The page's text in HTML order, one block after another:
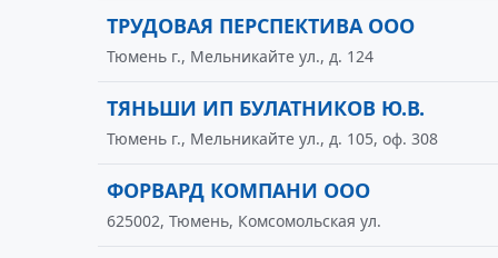
ТРУДОВАЯ ПЕРСПЕКТИВА ООО
Тюмень г., Мельникайте ул., д. 124
ТЯНЬШИ ИП БУЛАТНИКОВ Ю.В.
Тюмень г., Мельникайте ул., д. 105, оф. 308
ФОРВАРД КОМПАНИ ООО
625002, Тюмень, Комсомольская ул.